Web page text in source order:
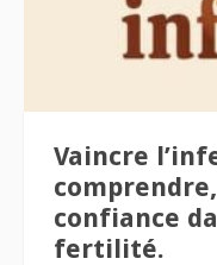
Vaincre
confiance
fertilité.